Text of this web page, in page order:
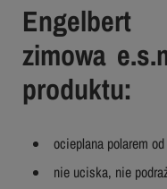
zimowa
produktu:
ocieplana polarem
nie uciska, nie